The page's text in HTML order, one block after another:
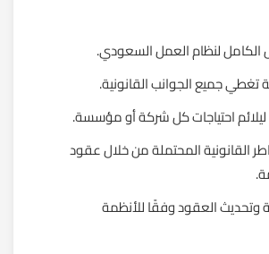
الكامل لنظام العمل السعودي.
تغطي جميع الجوانب القانونية.
احتياجات كل شركة أو مؤسسة.
القانونية المحتملة من خلال عقود
العقود وفقًا للأنظمة